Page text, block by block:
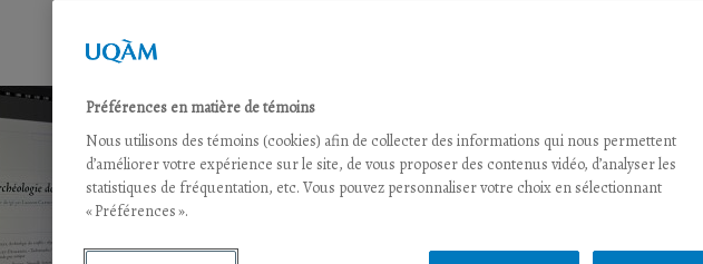
Préférences en matière de témoins
Nous utilisons des témoins (cookies) afin de collecter des informations qui nous permettent
d’améliorer votre expérience sur le site, de vous proposer des contenus vidéo, d’analyser les
statistiques de fréquentation, etc. Vous pouvez personnaliser votre choix en sélectionnant
« Préférences ».